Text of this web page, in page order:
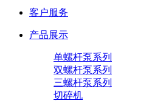
客户服务
产品展示
单螺杆泵系列
双螺杆泵系列
三螺杆泵系列
切碎机